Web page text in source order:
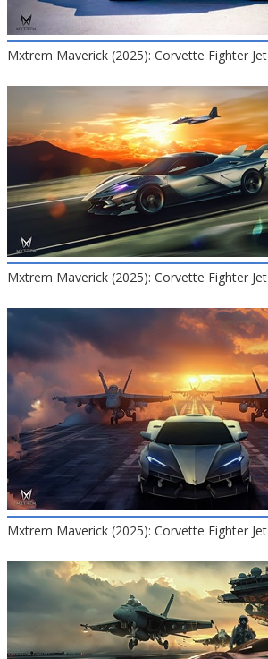
Mxtrem Maverick (2025): Corvette Fighter Jet
Mxtrem Maverick (2025): Corvette Fighter Jet
Mxtrem Maverick (2025): Corvette Fighter Jet